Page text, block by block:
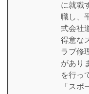
に就職
職し、
式会社
得意な
ラブ修
があり
を行っ
「ス